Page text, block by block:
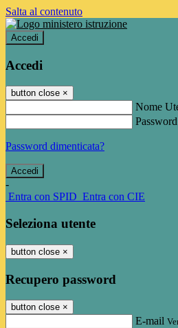
Salta al contenuto
Accedi
Accedi
button close ×
Nome
Password
Password dimenticata?
-
Entra con SPID Entra con CIE
Seleziona utente
button close ×
Recupero password
button close ×
E-mail